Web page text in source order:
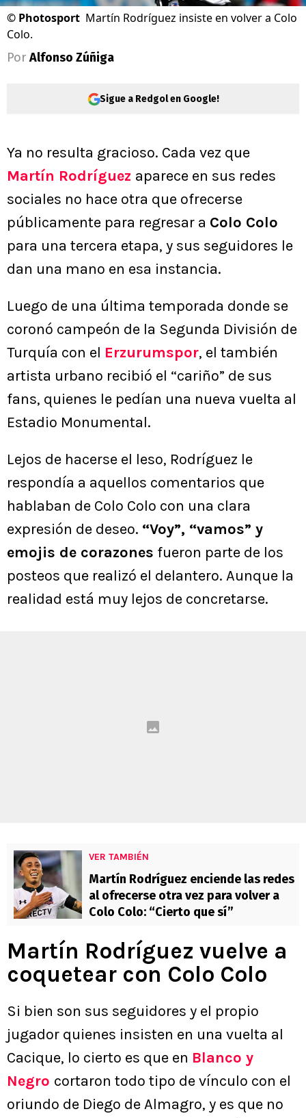
© Photosport Martín Rodríguez insiste en volver a Colo
Colo.
Por Alfonso Zúñiga
Sigue a Redgol en Google!
Ya no resulta gracioso. Cada vez que
Martín Rodríguez aparece en sus redes
sociales no hace otra que ofrecerse
públicamente para regresar a Colo Colo
para una tercera etapa, y sus seguidores le
dan una mano en esa instancia.
Luego de una última temporada donde se
coronó campeón de la Segunda División de
Turquía con el Erzurumspor, el también
artista urbano recibió el “cariño” de sus
fans, quienes le pedían una nueva vuelta al
Estadio Monumental.
Lejos de hacerse el leso, Rodríguez le
respondía a aquellos comentarios que
hablaban de Colo Colo con una clara
expresión de deseo. “Voy”, “vamos” y
emojis de corazones fueron parte de los
posteos que realizó el delantero. Aunque la
realidad está muy lejos de concretarse.
VER TAMBIÉN
Martín Rodríguez enciende las redes
al ofrecerse otra vez para volver a
Colo Colo: “Cierto que sí”
Martín Rodríguez vuelve a
coquetear con Colo Colo
Si bien son sus seguidores y el propio
jugador quienes insisten en una vuelta al
Cacique, lo cierto es que en Blanco y
Negro cortaron todo tipo de vínculo con el
oriundo de Diego de Almagro, y es que no